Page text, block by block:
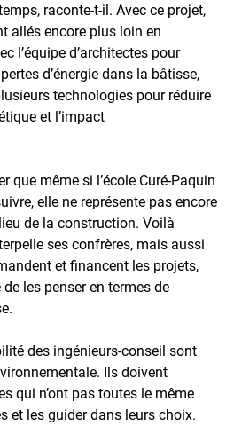
raconte-t-il. Avec ce projet,
allés encore plus loin en
l’équipe d’architectes pour
d’énergie dans la bâtisse,
technologies pour réduire
et l’impact
que même si l’école Curé-Paquin
elle ne représente pas encore
de la construction. Voilà
ses confrères, mais aussi
et financent les projets,
les penser en termes de
des ingénieurs-conseil sont
Ils doivent
qui n’ont pas toutes le même
et les guider dans leurs choix.